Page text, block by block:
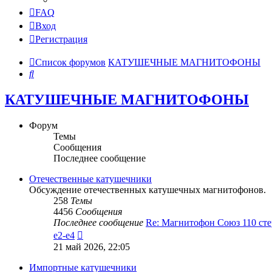
FAQ
Вход
Регистрация
Список форумов КАТУШЕЧНЫЕ МАГНИТОФОНЫ
Поиск
КАТУШЕЧНЫЕ МАГНИТОФОНЫ
Форум
Темы
Сообщения
Последнее сообщение
Отечественные катушечники
Обсуждение отечественных катушечных магнитофонов.
258 Темы
4456 Сообщения
Последнее сообщение Re: Магнитофон Союз 110
e2-e4
к
последнему
сообщению
21 май 2026, 22:05
Импортные катушечники